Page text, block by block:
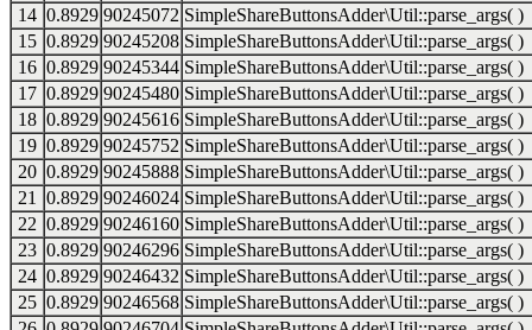
14 0.8929 90245072 SimpleShareButtonsAdder\Util::parse_args( )
15 0.8929 90245208 SimpleShareButtonsAdder\Util::parse_args( )
16 0.8929 90245344 SimpleShareButtonsAdder\Util::parse_args( )
17 0.8929 90245480 SimpleShareButtonsAdder\Util::parse_args( )
18 0.8929 90245616 SimpleShareButtonsAdder\Util::parse_args( )
19 0.8929 90245752 SimpleShareButtonsAdder\Util::parse_args( )
20 0.8929 90245888 SimpleShareButtonsAdder\Util::parse_args( )
21
0.8929 90246024 SimpleShareButtonsAdder\Util::parse_args( )
22 0.8929 90246160 SimpleShareButtonsAdder\Util::parse_args( )
23 0.8929 90246296 SimpleShareButtonsAdder\Util::parse_args( )
24 0.8929 90246432 SimpleShareButtonsAdder\Util::parse_args( )
25 0.8929 90246568 SimpleShareButtonsAdder\Util::parse_args( )